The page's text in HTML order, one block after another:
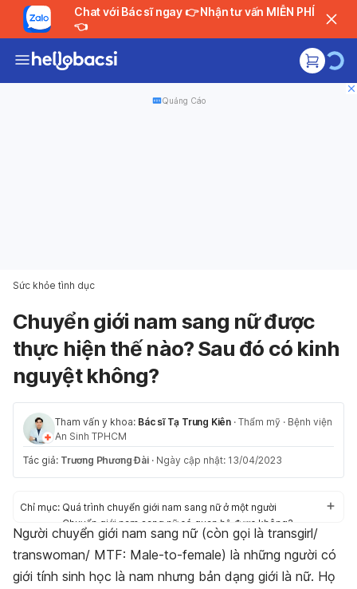
Chat với Bác sĩ ngay 👉 Nhận tư vấn MIỄN PHÍ
👈
Quảng Cáo
Sức khỏe tình dục
Chuyển giới nam sang nữ được
thực hiện thế nào? Sau đó có kinh
nguyệt không?
Tham vấn y khoa: Bác sĩ Tạ Trung Kiên · Thẩm mỹ · Bệnh viện
An Sinh TPHCM
Tác giả: Trương Phương Đài · Ngày cập nhật: 13/04/2023
Chỉ mục: Quá trình chuyển giới nam sang nữ ở một người
Chuyển giới nam sang nữ có quan hệ được không?
Chuyển giới nam sang nữ có kinh nguyệt không?
Người chuyển giới nam sang nữ (còn gọi là transgirl/
transwoman/ MTF: Male-to-female) là những người có
giới tính sinh học là nam nhưng bản dạng giới là nữ. Họ